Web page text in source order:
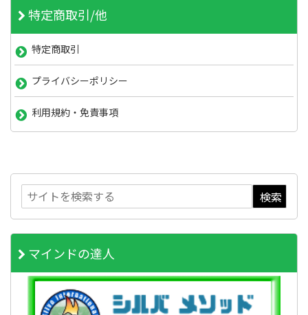
特定商取引/他
特定商取引
プライバシーポリシー
利用規約・免責事項
マインドの達人